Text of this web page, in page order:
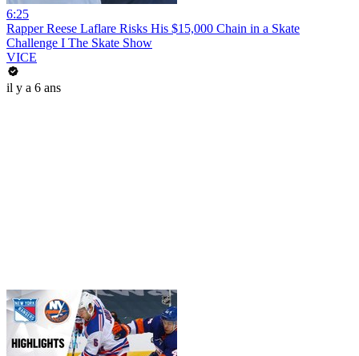
6:25
Rapper Reese Laflare Risks His $15,000 Chain in a Skate
Challenge I The Skate Show
VICE
il y a 6 ans